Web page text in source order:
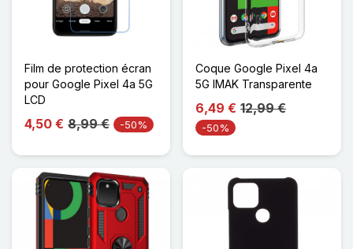
Film de protection écran
pour Google Pixel 4a 5G
LCD
4,50 € 8,99 € -50%
Coque Google Pixel 4a
5G IMAK Transparente
6,49 € 12,99 €
-50%